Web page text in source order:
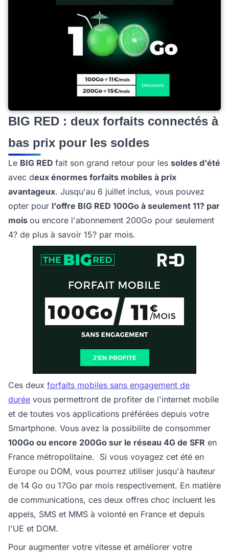
BIG RED : deux forfaits connectés à
bas prix pour les soldes
Le BIG RED fait son grand retour pour les soldes d'été
avec deux énormes forfaits mobiles à prix
avantageux. Jusqu'au 6 juillet inclus, vous pouvez
opter pour l'offre BIG RED 100Go à seulement 11? par
mois ou encore l'abonnement 200Go pour seulement
4? de plus à savoir 15? par mois.
Ces deux forfaits mobiles sans engagement de
durée vous permettront de profiter de l'internet mobile
et de toutes vos applications préférées depuis votre
Smartphone. Vous avez la possibilite de consommer
100Go ou encore 200Go sur le réseau 4G de SFR en
France métropolitaine. Si vous voyagez cet été en
Europe ou DOM, vous pourrez utiliser jusqu'à hauteur
de 14 Go ou 17Go par mois respectivement. En matière
de communications, ces deux offres choc incluent les
appels, SMS et MMS à volonté en France et depuis
l'UE et DOM.
Pour augmenter votre vitesse et améliorer votre